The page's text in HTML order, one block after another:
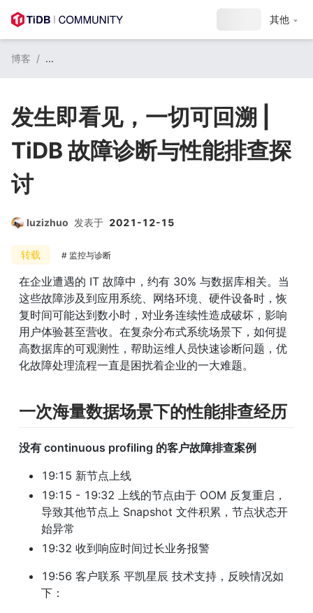
其他
博客 / ...
发生即看见，一切可回溯 |
TiDB 故障诊断与性能排查探
讨
luzizhuo 发表于 2021-12-15
转载 监控与诊断
在企业遭遇的 IT 故障中，约有 30% 与数据库相关。当
这些故障涉及到应用系统、网络环境、硬件设备时，恢
复时间可能达到数小时，对业务连续性造成破坏，影响
用户体验甚至营收。在复杂分布式系统场景下，如何提
高数据库的可观测性，帮助运维人员快速诊断问题，优
化故障处理流程一直是困扰着企业的一大难题。
一次海量数据场景下的性能排查经历
没有 continuous profiling 的客户故障排查案例
19:15 新节点上线
19:15 - 19:32 上线的节点由于 OOM 反复重启，
导致其他节点上 Snapshot 文件积累，节点状态开
始异常
19:32 收到响应时间过长业务报警
19:56 客户联系 平凯星辰 技术支持，反映情况如
下：